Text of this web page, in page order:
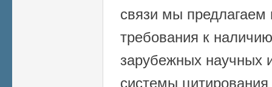
связи мы предлагаем
требования к
зарубежных научных
системы